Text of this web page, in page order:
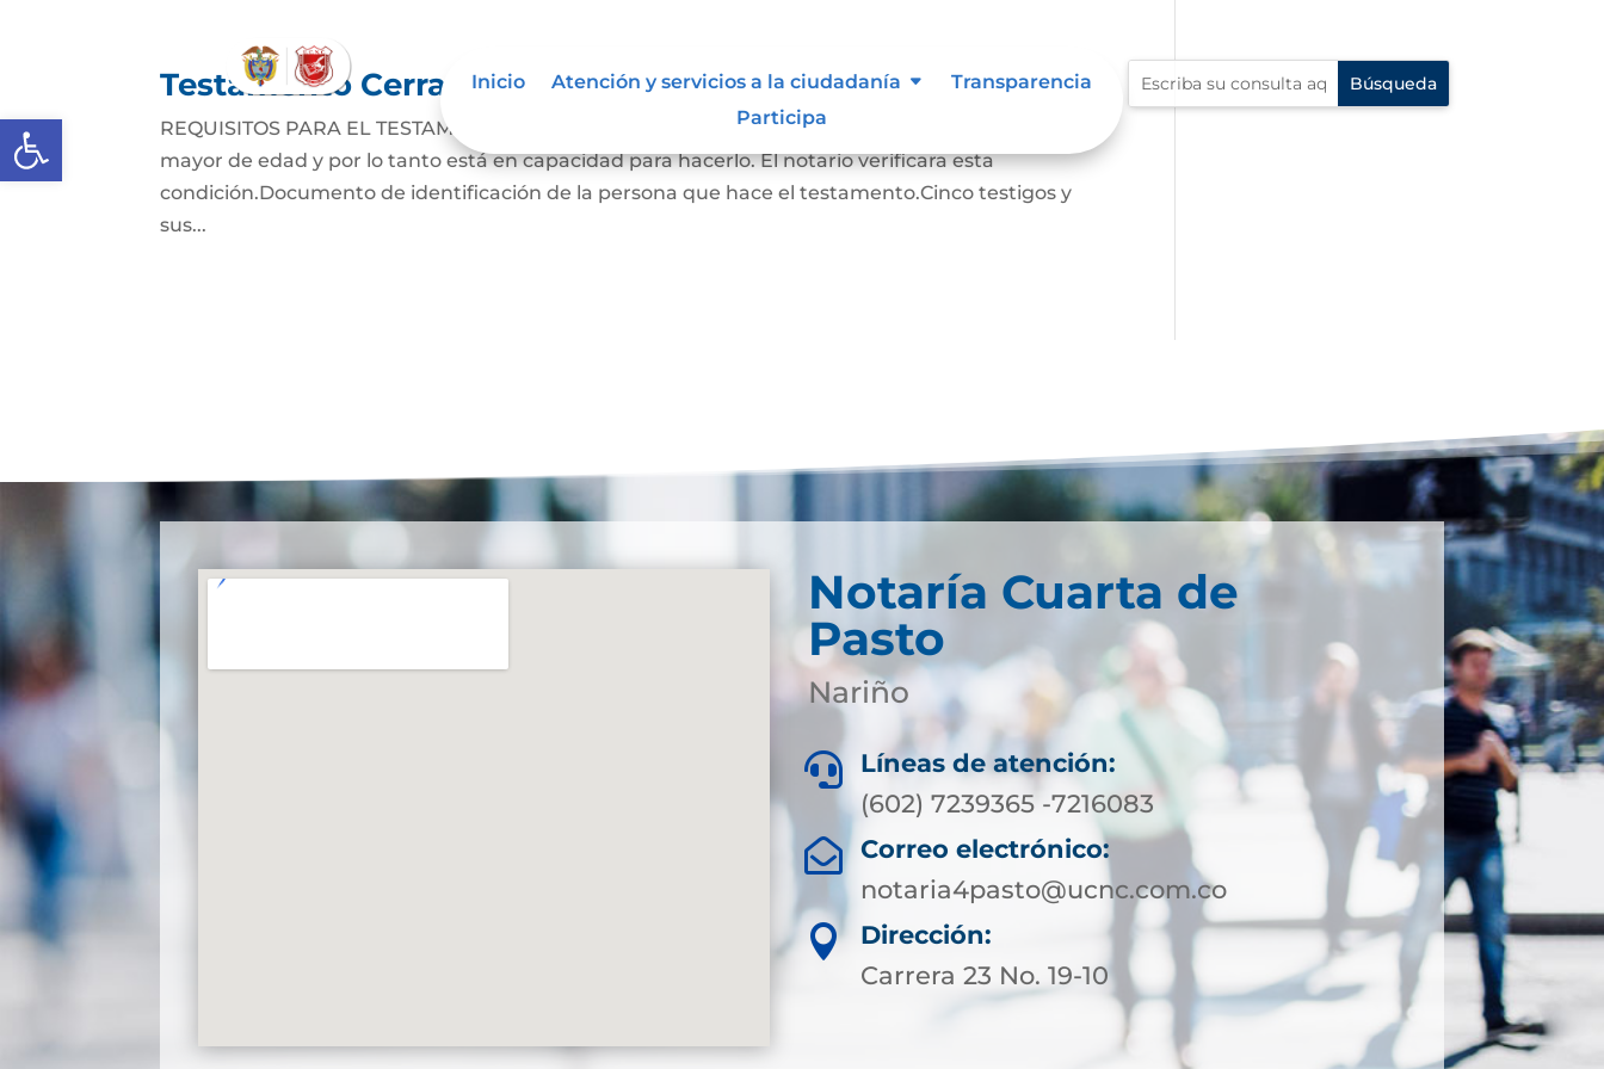
Abrir barra de herramientas
Inicio Atención y servicios a la ciudadanía
Transparencia
Participa
Testamento Cerrado
REQUISITOS PARA EL TESTAMENTO CERRADO: La persona que hace este testamento debe ser
mayor de edad y por lo tanto está en capacidad para hacerlo. El notario verificara esta
condición.Documento de identificación de la persona que hace el testamento.Cinco testigos y
sus...
Notaría Cuarta de
Pasto
Nariño

Líneas de atención:
(602) 7239365 -7216083

Correo electrónico:
notaria4pasto@ucnc.com.co

Dirección:
Carrera 23 No. 19-10